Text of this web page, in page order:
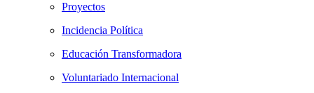
Proyectos
Incidencia Política
Educación Transformadora
Voluntariado Internacional